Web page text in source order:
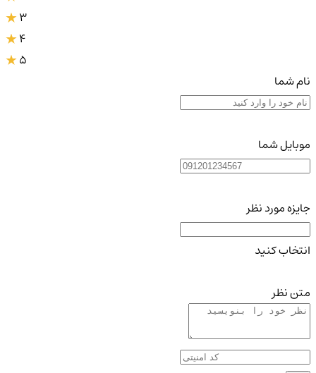
3
4
5
نام شما
موبایل شما
جایزه مورد نظر
انتخاب کنید
متن نظر